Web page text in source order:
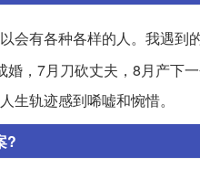
会有各种各样的人。我遇
，7月刀砍丈夫，8月产下
生轨迹感到唏嘘和惋惜。
?